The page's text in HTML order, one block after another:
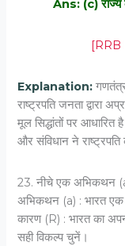
Ans: (c) राज्य
[RRB
Explanation:
राष्ट्रपति जनता द्वारा
मूल सिद्धांतों पर
और संविधान ने राष्ट्रपति
23. नीचे एक अभिकथन
अभिकथन (a) : भारत एक
कारण (R) : भारत का
सही विकल्प चुनें।